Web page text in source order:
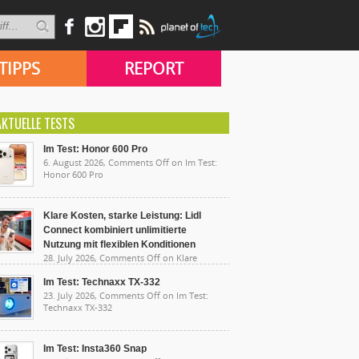
REPORT
TESTS
Im Test: Honor 600 Pro
6. August 2026, Comments Off on Im Test:
Honor 600 Pro
Klare Kosten, starke Leistung: Lidl
Connect kombiniert unlimitierte
Nutzung mit flexiblen Konditionen
28. July 2026, Comments Off on Klare
Nutzung mit flexiblen Konditionen
Im Test: Technaxx TX-332
23. July 2026, Comments Off on Im Test:
Technaxx TX-332
Im Test: Insta360 Snap